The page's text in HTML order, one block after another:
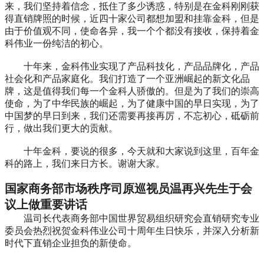
来，我们坚持着信念，抵住了多少诱惑，特别是在金科刚刚获
得直销牌照的时候，近四十家公司都想加盟和挂靠金科，但是
由于价值观不同，使命各异，我一个个都没有接收，保持着金
科伟业一份纯洁的初心。
十年来，金科伟业实现了产品科技化，产品品牌化，产品
社会化和产品家庭化。我们打造了一个亚洲崛起的新文化品
牌，这是值得我们每一个金科人骄傲的。但是为了我们的崇高
使命，为了中华民族的崛起，为了健康中国的早日实现，为了
中国梦的早日到来，我们还需要再接再厉，不忘初心，砥砺前
行，做出我们更大的贡献。
十年金科，要说的很多，今天就和大家说到这里，百年金
科的路上，我们来日方长。谢谢大家。
国家商务部市场秩序司原巡视员温再兴先生于会
议上做重要讲话
温司长代表商务部中国世界贸易组织研究会直销研究专业
委员会热烈祝贺金科伟业公司十周年生日快乐，并深入分析新
时代下直销企业担负的新使命。